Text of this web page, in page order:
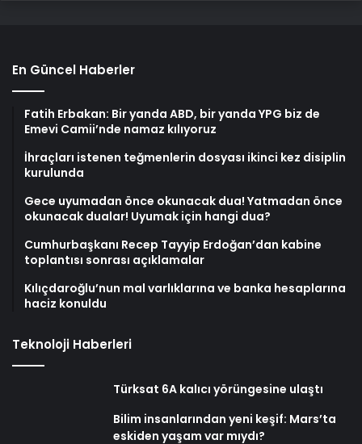
En Güncel Haberler
Fatih Erbakan: Bir yanda ABD, bir yanda YPG biz de
Emevi Camii’nde namaz kılıyoruz
İhraçları istenen teğmenlerin dosyası ikinci kez disiplin
kurulunda
Gece uyumadan önce okunacak dua! Yatmadan önce
okunacak dualar! Uyumak için hangi dua?
Cumhurbaşkanı Recep Tayyip Erdoğan’dan kabine
toplantısı sonrası açıklamalar
Kılıçdaroğlu’nun mal varlıklarına ve banka hesaplarına
haciz konuldu
Teknoloji Haberleri
Türksat 6A kalıcı yörüngesine ulaştı
Bilim insanlarından yeni keşif: Mars’ta
eskiden yaşam var mıydı?